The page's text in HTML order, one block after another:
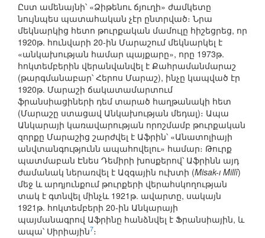
Ըստ ամենայնի՝ «Ձիթենու ճյուղի» ժամկետը
նույնպես պատահական չէր ընտրված։ Նրա
մեկնարկից հետո թուրքական մամուլը հիշեցրեց, որ
1920թ. հունվարի 20-ին Մարաշում մեկնարկել է
«անկախության համար պայքարը», որը 1973թ.
հոկտեմբերին վերանվանվել է Քահրամանմարաշ
(թարգմանաբար՝ Հերոս Մարաշ), ինչը կապված էր
1920թ. Մարաշի ճակատամարտում
ֆրանսիացիների դեմ տարած հաղթանակի հետ
(Մարաշը ստացավ Անկախության մեդալ)։ Ապա
Անկարայի կառավարության որոշմամբ թուրքական
զորքը Մարաշից շարժվել է Աֆրին՝ «Անատոլիայի
անվտանգությունն ապահովելու» համար։ Թուրք
պատմաբան Էնես Դեմիրի խոսքերով՝ Աֆրինն այդ
ժամանակ ներառվել է Ազգային ուխտի (Misak-ı Millî)
մեջ և արդյունքում թուրքերի վերահսկողության
տակ է գտնվել մինչև 1921թ. ավարտը, սակայն
1921թ. հոկտեմբերի 20-ին Անկարայի
պայմանագրով Աֆրինը հանձնվել է Ֆրանսիային, և
ապա՝ Սիրիային7։